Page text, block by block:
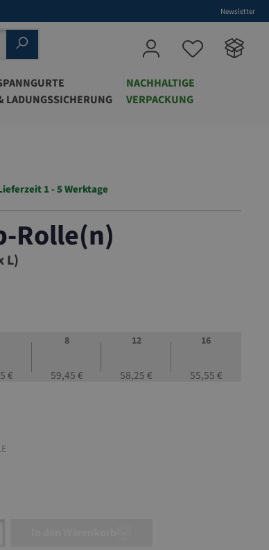
Newsletter
LADUNGSSICHERUNG
NACHHALTIGE
VERPACKUNG
1 - 5 Werktage
Rolle(n)
L)
€
8
59,45 €
12
58,25 €
16
55,55 €
den gewünschten Wert ein oder